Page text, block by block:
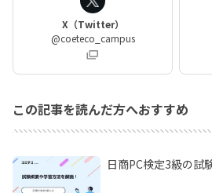
X（Twitter）
@coeteco_campus
この記事を読んだ方へおすすめ
日商PC検定3級の試